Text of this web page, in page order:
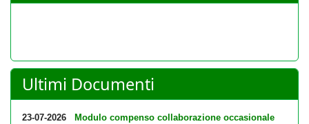
Ultimi Documenti
23-07-2026
Modulo compenso collaborazione occasionale